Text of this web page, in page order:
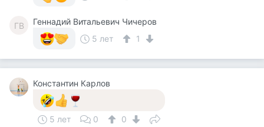
ГВ
Геннадий Витальевич Чичеров
5 лет
1
Константин Карлов
5 лет 0 0